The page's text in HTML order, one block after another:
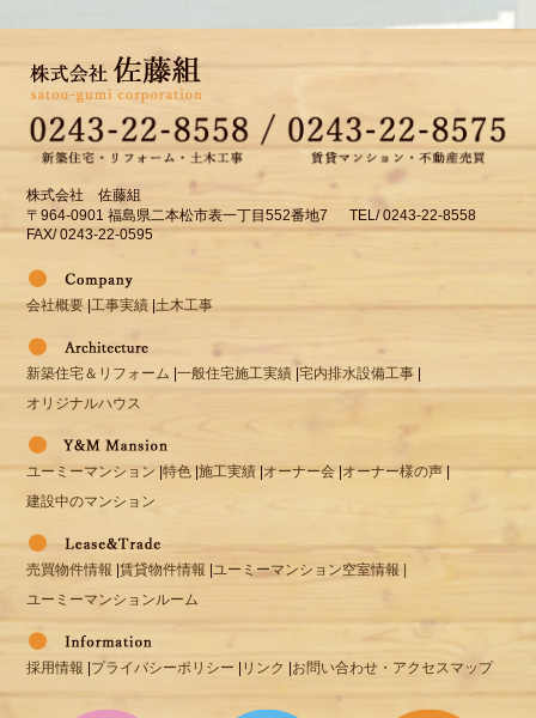
株式会社 佐藤組
〒964-0901 福島県二本松市表一丁目552番地7 TEL/ 0243-22-8558
FAX/ 0243-22-0595
会社概要 |工事実績 |土木工事
新築住宅＆リフォーム |一般住宅施工実績 |宅内排水設備工事
オリジナルハウス
ユーミーマンション |特色 |施工実績 オーナー会| オーナー様の声|
建設中のマンション
売買物件情報 |賃貸物件情報 |ユーミーマンション空室情報 |
ユーミーマンションルーム
採用情報 プライバシーポリシー リンク お問い合わせ・アクセスマップ